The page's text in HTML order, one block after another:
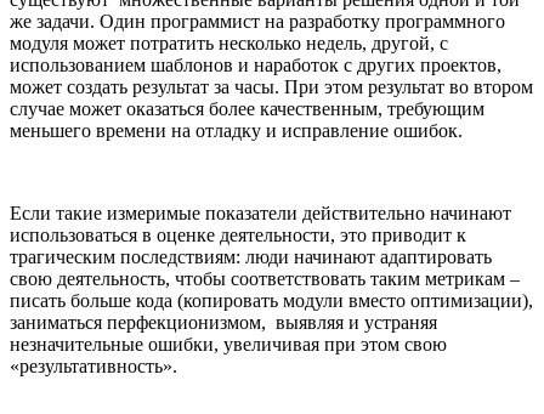
же задачи. Один программист на разработку программного
модуля может потратить несколько недель, другой, с
использованием шаблонов и наработок с других проектов,
может создать результат за часы. При этом результат во втором
случае может оказаться более качественным, требующим
меньшего времени на отладку и исправление ошибок.
Если такие измеримые показатели действительно начинают
использоваться в оценке деятельности, это приводит к
трагическим последствиям: люди начинают адаптировать
свою деятельность, чтобы соответствовать таким метрикам –
писать больше кода (копировать модули вместо оптимизации),
заниматься перфекционизмом, выявляя и устраняя
незначительные ошибки, увеличивая при этом свою
«результативность».